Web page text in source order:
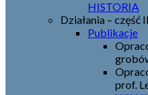
HISTORIA
Działania – część II
Publikacje
prof.